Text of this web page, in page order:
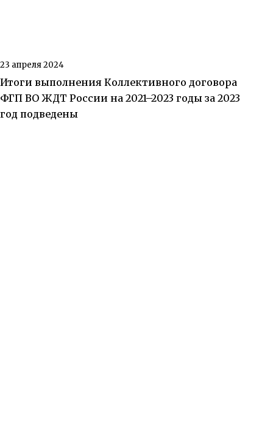
23 апреля 2024
Итоги выполнения Коллективного договора
ФГП ВО ЖДТ России на 2021–2023 годы за 2023
год подведены